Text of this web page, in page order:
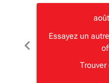
chevron_left
Essayez un
Trouver